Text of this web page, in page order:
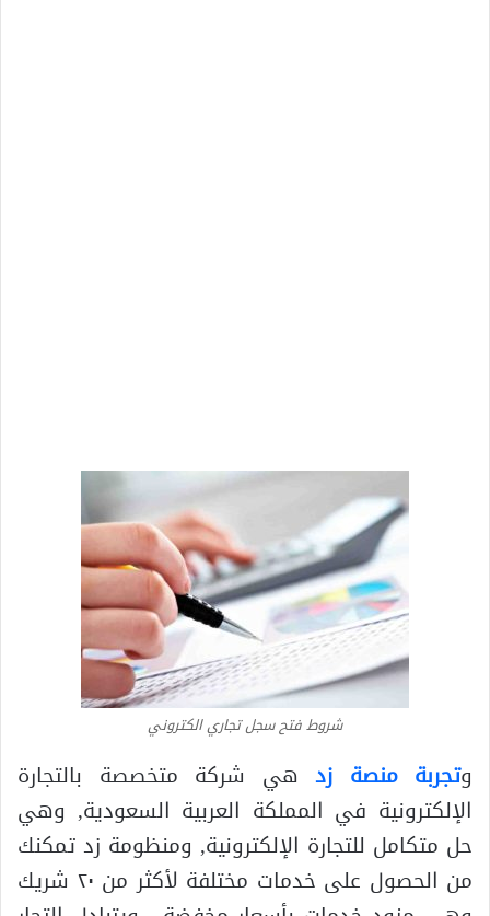
شروط فتح سجل تجاري الكتروني
وتجربة منصة زد هي شركة متخصصة بالتجارة
الإلكترونية في المملكة العربية السعودية, وهي
حل متكامل للتجارة الإلكترونية, ومنظومة زد تمكنك
من الحصول على خدمات مختلفة لأكثر من ٢٠ شريك